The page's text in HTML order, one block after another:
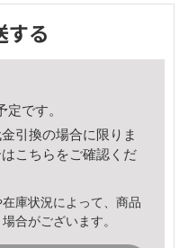
する
です。
引換の場合に限りま
こちら をご確認くだ
庫状況によって、商品
合がございます。